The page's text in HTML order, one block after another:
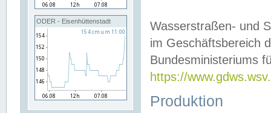
ODER - Eisenhüttenstadt
Wasserstraßen- und
im Geschäftsbereich
Bundesministeriums
https://
Produktion